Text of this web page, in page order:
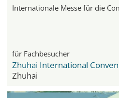
Internationale Messe für die
für Fachbesucher
Zhuhai